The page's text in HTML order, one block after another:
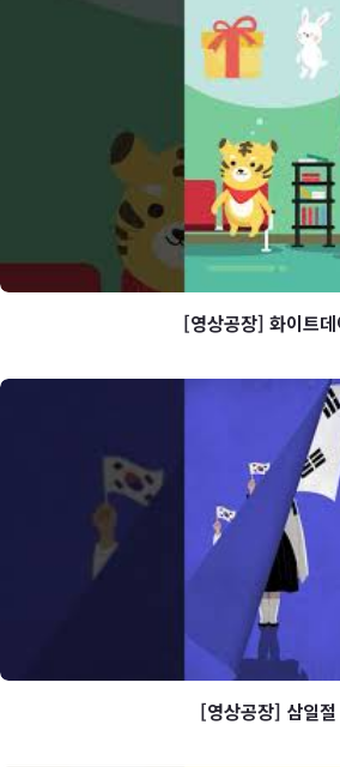
비소성시멘트 해원 건설
[영상공장] 화이트데이
[영상공장] 화이트데
[영상공장] 삼일절